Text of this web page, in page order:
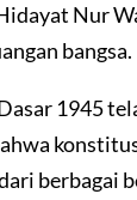
Nur
bangsa.
1945
berbagai